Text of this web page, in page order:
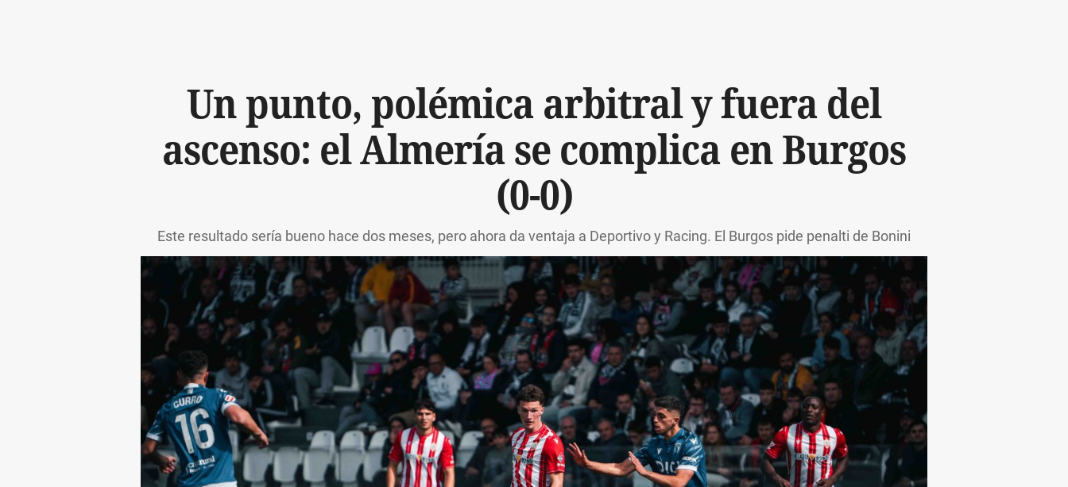
Un punto, polémica arbitral y fuera del
ascenso: el Almería se complica en Burgos
(0-0)
Este resultado sería bueno hace dos meses, pero ahora da ventaja a Deportivo y Racing. El Burgos pide penalti de Bonini